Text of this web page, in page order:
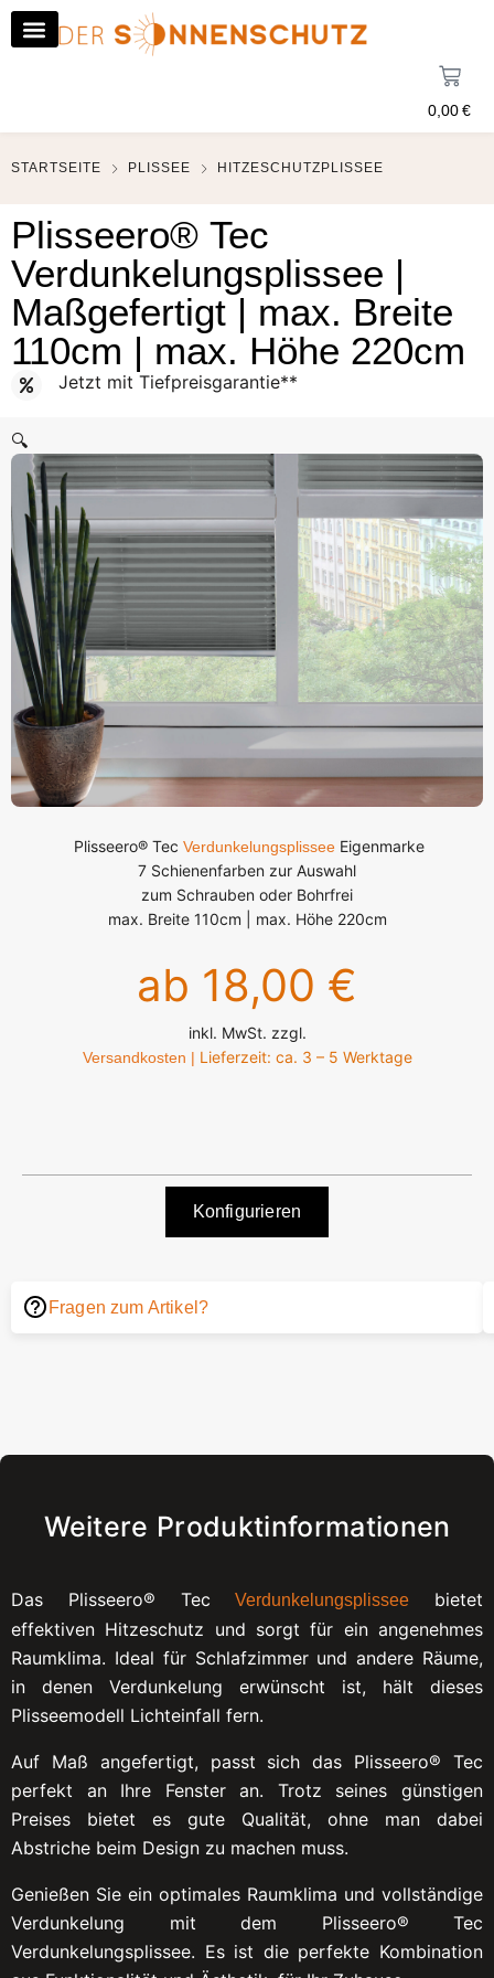
0,00€
STARTSEITE PLISSEE HITZESCHUTZPLISSEE
Plisseero® Tec
Verdunkelungsplissee |
Maßgefertigt | max. Breite
110cm | max. Höhe 220cm
Jetzt mit Tiefpreisgarantie**
🔍
Plisseero® Tec Verdunkelungsplissee Eigenmarke
7 Schienenfarben zur Auswahl
zum Schrauben oder Bohrfrei
max. Breite 110cm | max. Höhe 220cm
ab 18,00 €
inkl. MwSt. zzgl.
Versandkosten | Lieferzeit: ca. 3 – 5 Werktage
Konfigurieren
Fragen zum Artikel?
Weitere Produktinformationen
Das Plisseero® TecVerdunkelungsplissee
bietet
effektiven Hitzeschutz und sorgt für ein angenehmes
Raumklima. Ideal für Schlafzimmer und andere Räume,
in denen Verdunkelung erwünscht ist, hält dieses
Plisseemodell Lichteinfall fern.
Auf Maß angefertigt, passt sich das Plisseero® Tec
perfekt an Ihre Fenster an. Trotz seines günstigen
Preises bietet es gute Qualität, ohne man dabei
Abstriche beim Design zu machen muss.
Genießen Sie ein optimales Raumklima und vollständige
Verdunkelung mit dem Plisseero® Tec
Verdunkelungsplissee. Es ist die perfekte Kombination